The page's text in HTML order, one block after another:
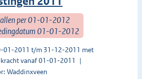
per 01-01-2012
01-01-2012
01-2011 t/m 31-12-2011 met
vanaf 01-01-2011
Waddinxveen